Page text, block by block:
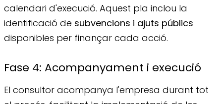
calendari d'execució. Aquest pla inclou la
identificació de subvencions i ajuts públics
disponibles per finançar cada acció.
Fase 4: Acompanyament i execució
El consultor acompanya l'empresa durant tot